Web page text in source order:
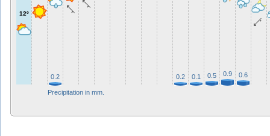
12º
Precipitation in mm.
0.2 0.2 0.1 0.5 0.9 0.6